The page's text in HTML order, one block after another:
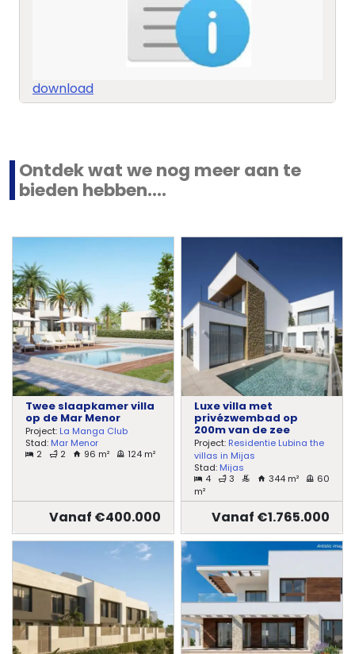
download
Ontdek wat we nog meer aan te
bieden hebben....
Twee slaapkamer villa
op de Mar Menor
Project: La Manga Club
Stad: Mar Menor
2
2 96 m² 124 m²
Vanaf €400.000
Luxe villa met
privézwembad op
200m van de zee
Project: Residentie Lubina the
villas in Mijas
Stad: Mijas
4
3 344 m²
60
m²
Vanaf €1.765.000